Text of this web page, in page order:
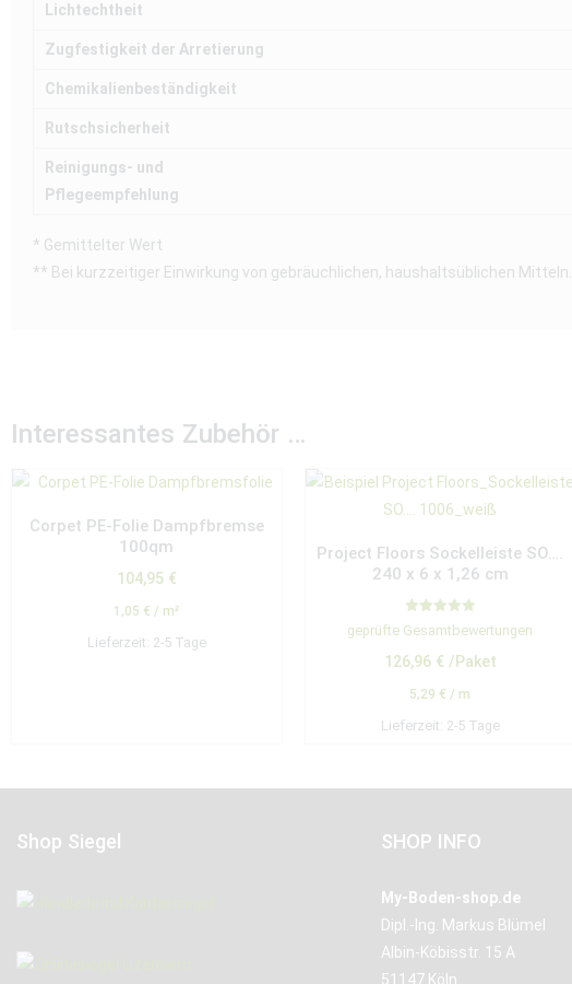
Lichtechtheit
Zugfestigkeit der Arretierung
Chemikalienbeständigkeit
Rutschsicherheit
Reinigungs- und
Pflegeempfehlung
* Gemittelter Wert
** Bei kurzzeitiger Einwirkung von gebräuchlichen, haushaltsüblichen Mitteln.
Interessantes Zubehör …
Corpet PE-Folie Dampfbremse
100qm
104,95 €
1,05 € / m²
Lieferzeit: 2-5 Tage
Project Floors Sockelleiste SO….
240 x 6 x 1,26 cm
Bewertet mit
5.00
geprüfte Gesamtbewertungen
126,96 € /Paket
5,29 € / m
Lieferzeit: 2-5 Tage
Shop Siegel SHOP INFO
My-Boden-shop.de
Dipl.-Ing. Markus Blümel
Albin-Köbisstr. 15 A
51147 Köln